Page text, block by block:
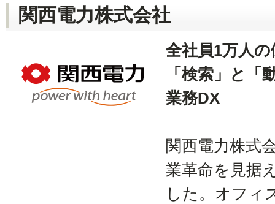
関西電力株式会社
全社員1万人
「検索」と「
業務DX
関西電力株式
業革命を見据
した。オフィ